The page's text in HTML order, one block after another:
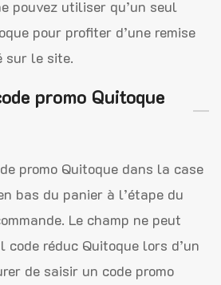
pouvez utiliser qu’un seul
pour profiter d’une remise
sur le site.
promo Quitoque
promo Quitoque dans la case
bas du panier à l’étape du
Le champ ne peut
code réduc Quitoque lors d’un
de saisir un code promo